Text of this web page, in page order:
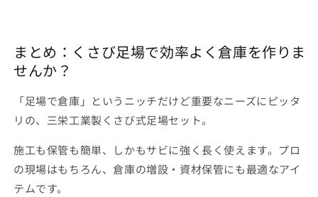
まとめ：くさび足場で効率よく倉庫を作りま
せんか？
「足場で倉庫」というニッチだけど重要なニーズにピッタ
リの、三栄工業製くさび式足場セット。
施工も保管も簡単、しかもサビに強く長く使えます。プロ
の現場はもちろん、倉庫の増設・資材保管にも最適なアイ
テムです。